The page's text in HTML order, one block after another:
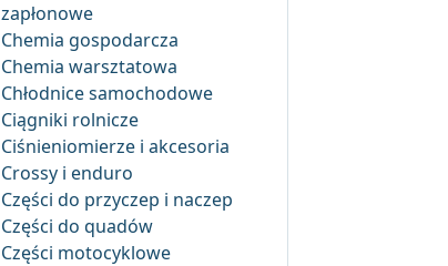
zapłonowe
Chemia gospodarcza
Chemia warsztatowa
Chłodnice samochodowe
Ciągniki rolnicze
Ciśnieniomierze i akcesoria
Crossy i enduro
Części do przyczep i naczep
Części do quadów
Części motocyklowe